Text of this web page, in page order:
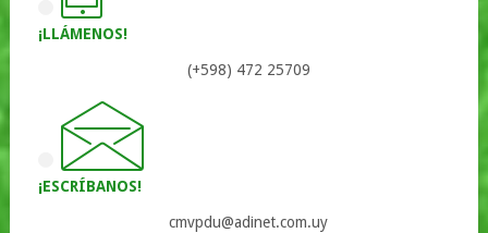
¡LLÁMENOS!
(+598) 472 25709
¡ESCRÍBANOS!
cmvpdu@adinet.com.uy